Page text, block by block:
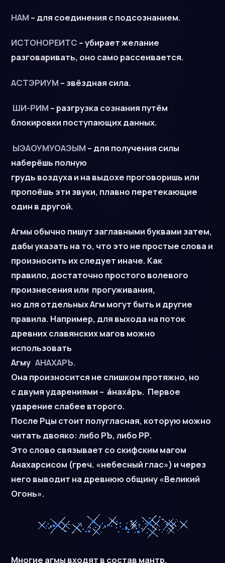
НАМ – для соединения с подсознанием.
ИСТОНОРЕИТС – убирает желание
разговаривать, оно само рассеивается.
АСТЭРИУМ – звёздная сила.
ШИ-РИМ – разгрузка сознания путём
блокировки поступающих данных.
ЫЭАОУМУОАЭЫМ – для получения силы
наберёшь полную
грудь воздуха и на выдохе проговоришь или
пропоёшь эти звуки, плавно перетекающие
один в другой.
Агмы обычно пишут заглавными буквами затем,
дабы указать на то, что это не простые слова и
произносить их следует иначе. Как
правило, достаточно простого волевого
произнесения или прогуживания,
но для отдельных Агм могут быть и другие
правила. Например, для выхода на поток
древних славянских магов можно
использовать
Агму АНАХАРЪ.
Она произносится не слишком протяжно, но
с двумя ударениями – а́наха́ръ. Первое
ударение слабее второго.
После Рцы стоит полугласная, которую можно
читать двояко: либо РЪ, либо РР.
Это слово связывает со скифским магом
Анахарсисом (греч. «небесный глас») и через
него выводит на древнюю общину «Великий
Огонь».
Многие агмы входят в состав мантр.